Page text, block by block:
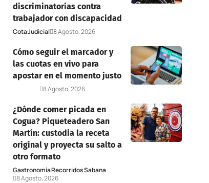
discriminatorias contra
trabajador con discapacidad
CotaJudicial 8 Agosto, 2026
Cómo seguir el marcador y
las cuotas en vivo para
apostar en el momento justo
8 Agosto, 2026
¿Dónde comer picada en
Cogua? Piqueteadero San
Martín: custodia la receta
original y proyecta su salto a
otro formato
GastronomíaRecorridos Sabana
8 Agosto, 2026